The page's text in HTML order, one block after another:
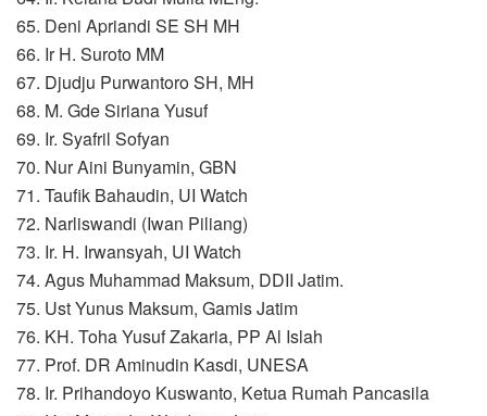
65. Deni Apriandi SE SH MH
66. Ir H. Suroto MM
67. Djudju Purwantoro SH, MH
68. M. Gde Siriana Yusuf
69. Ir. Syafril Sofyan
70. Nur Aini Bunyamin, GBN
71. Taufik Bahaudin, UI Watch
72. Narliswandi (Iwan Piliang)
73. Ir. H. Irwansyah, UI Watch
74. Agus Muhammad Maksum, DDII Jatim.
75. Ust Yunus Maksum, Gamis Jatim
76. KH. Toha Yusuf Zakaria, PP Al Islah
77. Prof. DR Aminudin Kasdi, UNESA
78. Ir. Prihandoyo Kuswanto, Ketua Rumah Pancasila